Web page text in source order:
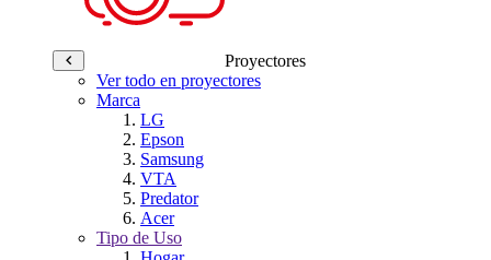
Proyectores
Ver todo en proyectores
Marca
LG
Epson
Samsung
VTA
Predator
Acer
Tipo de Uso